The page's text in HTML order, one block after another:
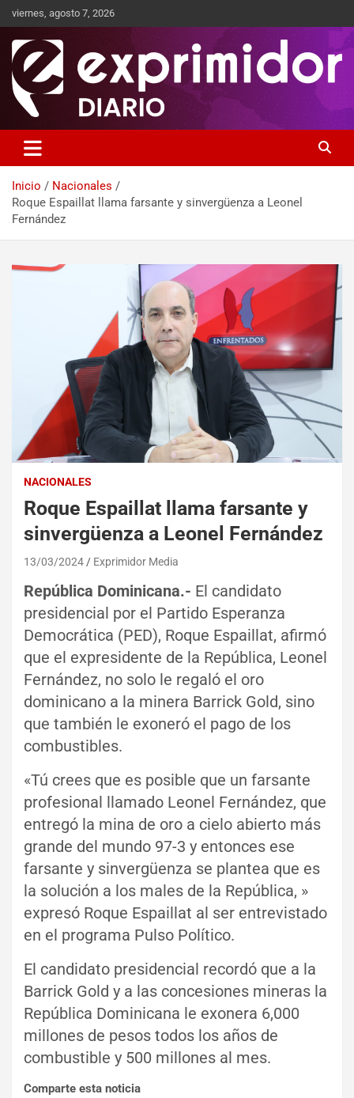
viernes, agosto 7, 2026
Exprimidor media
Inicio
Nacionales
Roque Espaillat llama farsante y sinvergüenza a Leonel
Fernández
NACIONALES
Roque Espaillat llama farsante y
sinvergüenza a Leonel Fernández
13/03/2024 Exprimidor Media
República Dominicana.- El candidato
presidencial por el Partido Esperanza
Democrática (PED), Roque Espaillat, afirmó
que el expresidente de la República, Leonel
Fernández, no solo le regaló el oro
dominicano a la minera Barrick Gold, sino
que también le exoneró el pago de los
combustibles.
«Tú crees que es posible que un farsante
profesional llamado Leonel Fernández, que
entregó la mina de oro a cielo abierto más
grande del mundo 97-3 y entonces ese
farsante y sinvergüenza se plantea que es
la solución a los males de la República, »
expresó Roque Espaillat al ser entrevistado
en el programa Pulso Político.
El candidato presidencial recordó que a la
Barrick Gold y a las concesiones mineras la
República Dominicana le exonera 6,000
millones de pesos todos los años de
combustible y 500 millones al mes.
Comparte esta noticia